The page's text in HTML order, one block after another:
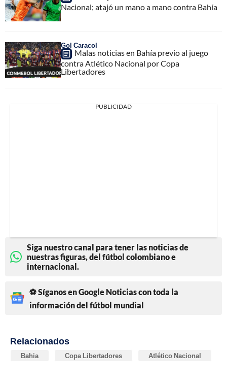
Nacional; atajó un mano a mano contra Bahía
Gol Caracol
Malas noticias en Bahía previo al juego
contra Atlético Nacional por Copa
Libertadores
PUBLICIDAD
Siga nuestro canal para tener las noticias de
nuestras figuras, del fútbol colombiano e
internacional.
⚽ Síganos en Google Noticias con toda la
información del fútbol mundial
Relacionados
Bahia Copa Libertadores Atlético Nacional